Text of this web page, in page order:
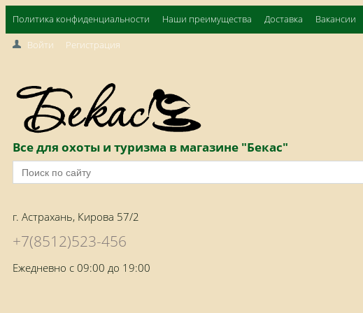
Политика конфиденциальности Наши преимущества Доставка Вакансии
Войти Регистрация
Все для охоты и туризма в магазине "Бекас"
г. Астрахань, Кирова 57/2
+7(8512)523-456
Ежедневно с 09:00 до 19:00